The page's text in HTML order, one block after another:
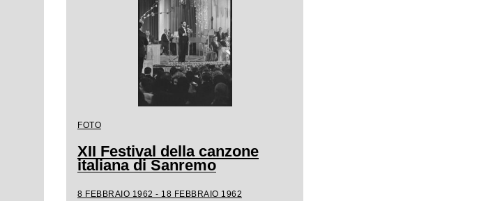
FOTO
XII Festival della canzone
italiana di Sanremo
8 FEBBRAIO 1962 - 18 FEBBRAIO 1962